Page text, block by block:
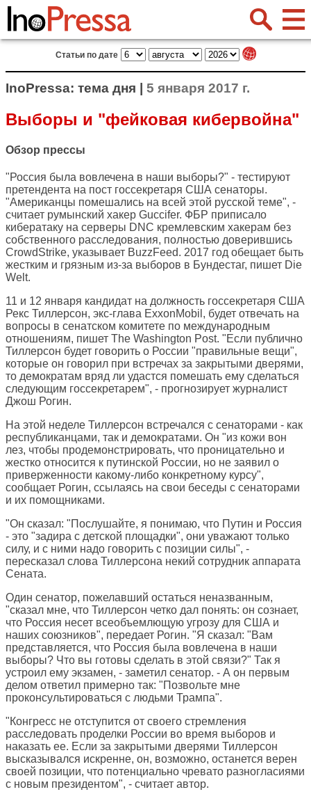
Статьи по дате
InoPressa: тема дня | 5 января 2017 г.
Выборы и "фейковая кибервойна"
Обзор прессы
"Россия была вовлечена в наши выборы?" - тестируют
претендента на пост госсекретаря США сенаторы.
"Американцы помешались на всей этой русской теме", -
считает румынский хакер Guccifer. ФБР приписало
кибератаку на серверы DNC кремлевским хакерам без
собственного расследования, полностью доверившись
CrowdStrike, указывает BuzzFeed. 2017 год обещает быть
жестким и грязным из-за выборов в Бундестаг, пишет Die
Welt.
11 и 12 января кандидат на должность госсекретаря США
Рекс Тиллерсон, экс-глава ExxonMobil, будет отвечать на
вопросы в сенатском комитете по международным
отношениям, пишет The Washington Post. "Если публично
Тиллерсон будет говорить о России "правильные вещи",
которые он говорил при встречах за закрытыми дверями,
то демократам вряд ли удастся помешать ему сделаться
следующим госсекретарем", - прогнозирует журналист
Джош Рогин.
На этой неделе Тиллерсон встречался с сенаторами - как
республиканцами, так и демократами. Он "из кожи вон
лез, чтобы продемонстрировать, что проницательно и
жестко относится к путинской России, но не заявил о
приверженности какому-либо конкретному курсу",
сообщает Рогин, ссылаясь на свои беседы с сенаторами
и их помощниками.
"Он сказал: "Послушайте, я понимаю, что Путин и Россия
- это "задира с детской площадки", они уважают только
силу, и с ними надо говорить с позиции силы", -
пересказал слова Тиллерсона некий сотрудник аппарата
Сената.
Один сенатор, пожелавший остаться неназванным,
"сказал мне, что Тиллерсон четко дал понять: он сознает,
что Россия несет всеобъемлющую угрозу для США и
наших союзников", передает Рогин. "Я сказал: "Вам
представляется, что Россия была вовлечена в наши
выборы? Что вы готовы сделать в этой связи?" Так я
устроил ему экзамен, - заметил сенатор. - А он первым
делом ответил примерно так: "Позвольте мне
проконсультироваться с людьми Трампа".
"Конгресс не отступится от своего стремления
расследовать проделки России во время выборов и
наказать ее. Если за закрытыми дверями Тиллерсон
высказывался искренне, он, возможно, останется верен
своей позиции, что потенциально чревато разногласиями
с новым президентом", - считает автор.